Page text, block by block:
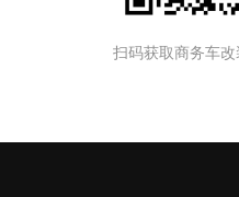
扫码获取商务车改